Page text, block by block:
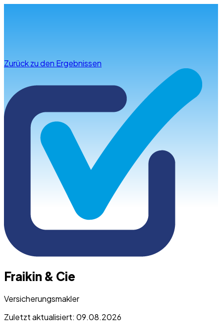
Zurück zu den Ergebnissen
Fraikin & Cie
Versicherungsmakler
Zuletzt aktualisiert: 09.08.2026